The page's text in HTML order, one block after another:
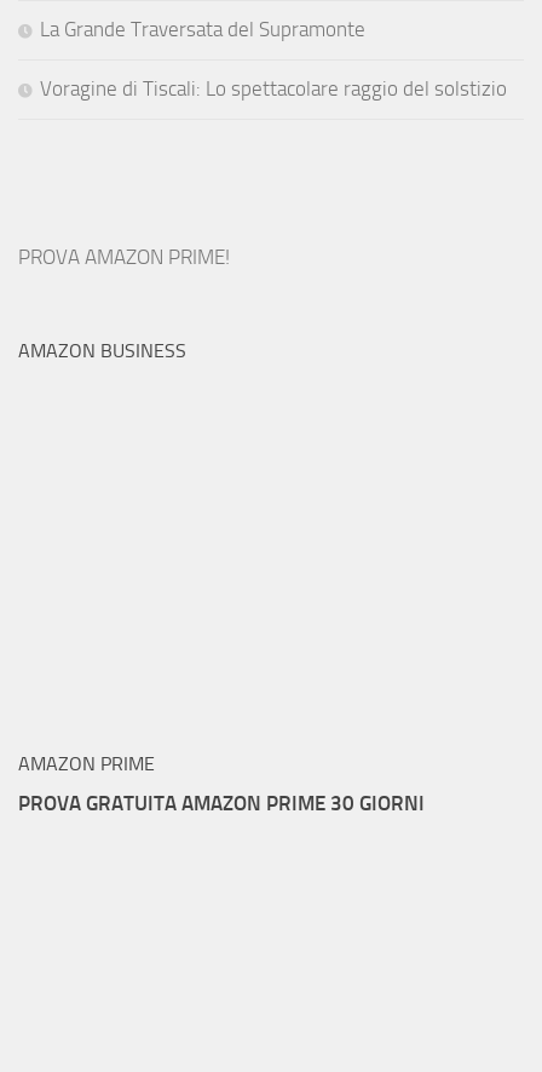
La Grande Traversata del Supramonte
Voragine di Tiscali: Lo spettacolare raggio del solstizio
PROVA AMAZON PRIME!
AMAZON BUSINESS
AMAZON PRIME
PROVA GRATUITA AMAZON PRIME 30 GIORNI